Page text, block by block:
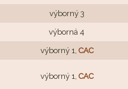
výborný 3
výborná 4
výborný 1, CAC
výborný 1, CAC